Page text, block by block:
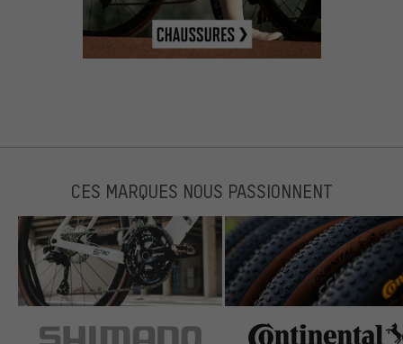
CES MARQUES NOUS PASSIONNENT